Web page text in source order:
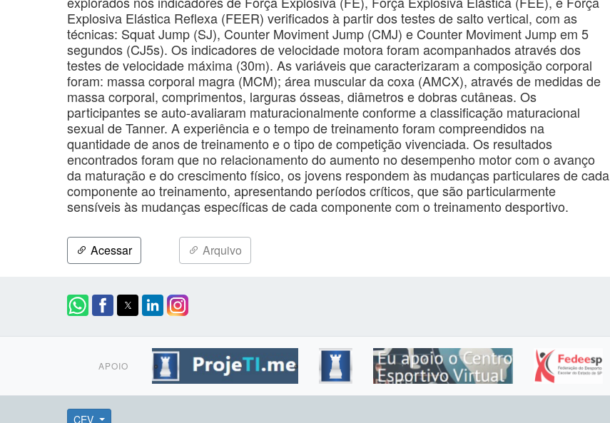
Explosiva Elástica Reflexa (FEER) verificados à partir dos testes de salto vertical, com as
técnicas: Squat Jump (SJ), Counter Moviment Jump (CMJ) e Counter Moviment Jump em 5
segundos (CJ5s). Os indicadores de velocidade motora foram acompanhados através dos
testes de velocidade máxima (30m). As variáveis que caracterizaram a composição corporal
foram: massa corporal magra (MCM); área muscular da coxa (AMCX), através de medidas de
massa corporal, comprimentos, larguras ósseas, diâmetros e dobras cutâneas. Os
participantes se auto-avaliaram maturacionalmente conforme a classificação maturacional
sexual de Tanner. A experiência e o tempo de treinamento foram compreendidos na
quantidade de anos de treinamento e o tipo de competição vivenciada. Os resultados
encontrados foram que no relacionamento do aumento no desempenho motor com o avanço
da maturação e do crescimento físico, os jovens respondem às mudanças particulares de cada
componente ao treinamento, apresentando períodos críticos, que são particularmente
sensíveis às mudanças específicas de cada componente com o treinamento desportivo.
Acessar Arquivo
APOIO
CEV